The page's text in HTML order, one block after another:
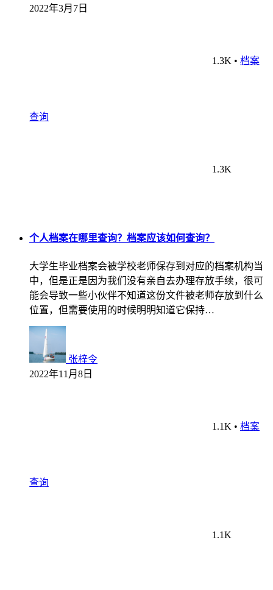
2022年3月7日
1.3K • 档案
查询
1.3K
个人档案在哪里查询？档案应该如何查询？
大学生毕业档案会被学校老师保存到对应的档案机构当
中，但是正是因为我们没有亲自去办理存放手续，很可
能会导致一些小伙伴不知道这份文件被老师存放到什么
位置，但需要使用的时候明明知道它保持…
张梓令
2022年11月8日
1.1K • 档案
查询
1.1K